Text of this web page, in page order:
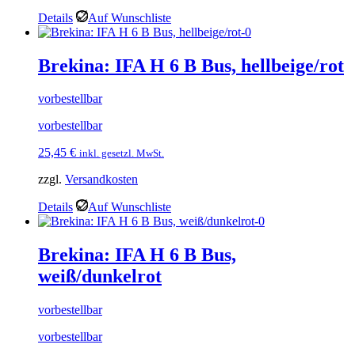
Details Auf Wunschliste
Brekina: IFA H 6 B Bus, hellbeige/rot
vorbestellbar
vorbestellbar
25,45 € inkl. gesetzl. MwSt.
zzgl. Versandkosten
Details Auf Wunschliste
Brekina: IFA H 6 B Bus,
weiß/dunkelrot
vorbestellbar
vorbestellbar